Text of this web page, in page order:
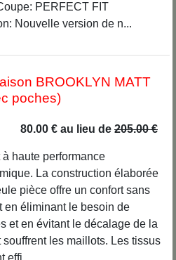
PERFECT FIT
Nouvelle version de n...
BROOKLYN MATT
poches)
80.00 € au lieu de 205.00 €
haute performance
La construction élaborée
pièce offre un confort sans
en éliminant le besoin de
et en évitant le décalage de la
souffrent les maillots. Les tissus